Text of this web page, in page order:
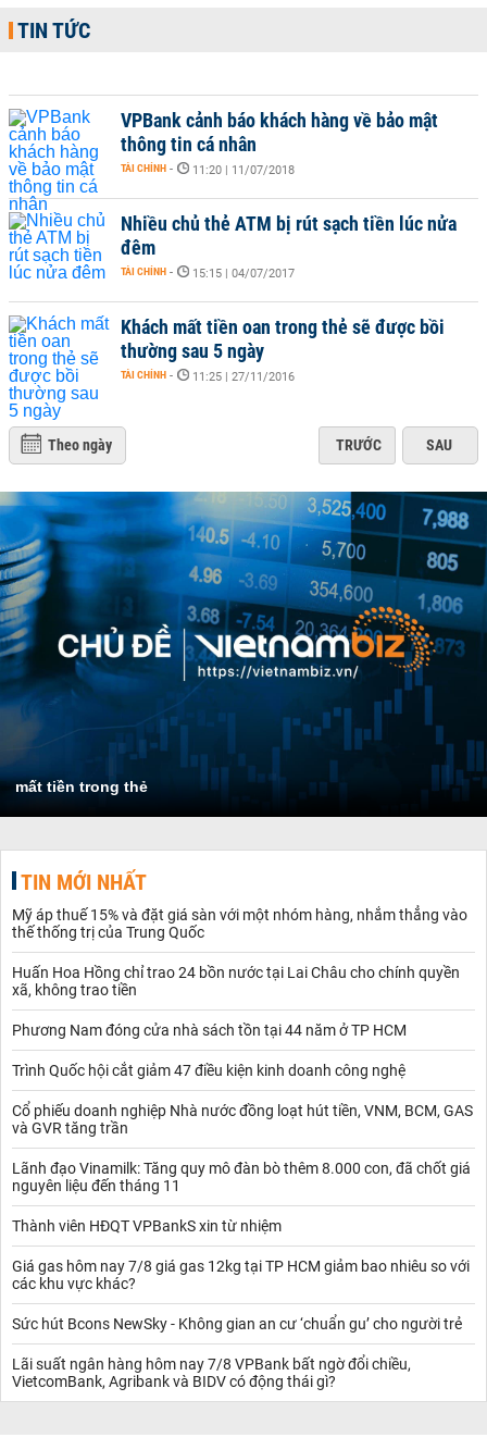
TIN TỨC
VPBank cảnh báo khách hàng về bảo mật
thông tin cá nhân
TÀI CHÍNH - 11:20 | 11/07/2018
Nhiều chủ thẻ ATM bị rút sạch tiền lúc nửa
đêm
TÀI CHÍNH - 15:15 | 04/07/2017
Khách mất tiền oan trong thẻ sẽ được bồi
thường sau 5 ngày
TÀI CHÍNH - 11:25 | 27/11/2016
Theo ngày TRƯỚC SAU
mất tiền trong thẻ
TIN MỚI NHẤT
Mỹ áp thuế 15% và đặt giá sàn với một nhóm hàng, nhắm thẳng vào
thế thống trị của Trung Quốc
Huấn Hoa Hồng chỉ trao 24 bồn nước tại Lai Châu cho chính quyền
xã, không trao tiền
Phương Nam đóng cửa nhà sách tồn tại 44 năm ở TP HCM
Trình Quốc hội cắt giảm 47 điều kiện kinh doanh công nghệ
Cổ phiếu doanh nghiệp Nhà nước đồng loạt hút tiền, VNM, BCM, GAS
và GVR tăng trần
Lãnh đạo Vinamilk: Tăng quy mô đàn bò thêm 8.000 con, đã chốt giá
nguyên liệu đến tháng 11
Thành viên HĐQT VPBankS xin từ nhiệm
Giá gas hôm nay 7/8 giá gas 12kg tại TP HCM giảm bao nhiêu so với
các khu vực khác?
Sức hút Bcons NewSky - Không gian an cư ‘chuẩn gu’ cho người trẻ
Lãi suất ngân hàng hôm nay 7/8 VPBank bất ngờ đổi chiều,
VietcomBank, Agribank và BIDV có động thái gì?